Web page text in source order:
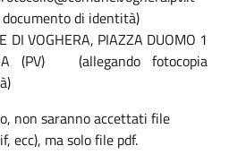
di identità)
VOGHERA, PIAZZA DUOMO 1
(PV) (allegando fotocopia
non saranno accettati file
ecc), ma solo file pdf.